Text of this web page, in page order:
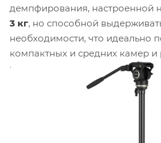
демпфирования, настроенной
3 кг, но способной
необходимости, что идеально
компактных и средних камер и
идёт быстросъёмная пластина
с винтами1/4"-20 3/8"-16
штифтом. Быстросъёмная